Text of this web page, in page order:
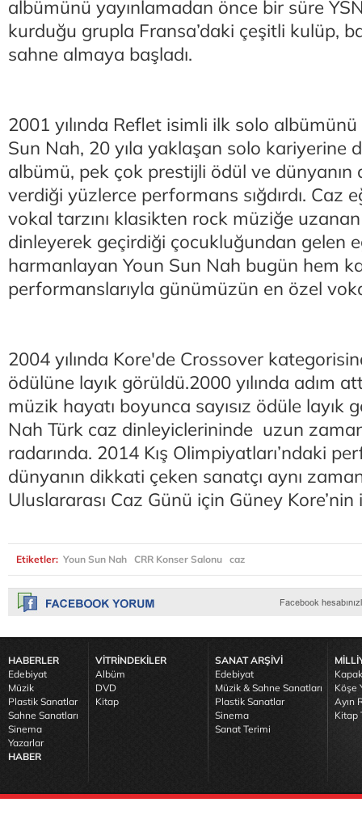
albümünü yayınlamadan önce bir süre
kurduğu grupla Fransa’daki çeşitli kulüp,
sahne almaya başladı.
2001 yılında Reflet isimli ilk solo
Sun Nah, 20 yıla yaklaşan solo kariyerine
albümü, pek çok prestijli ödül ve
verdiği yüzlerce performans sığdırdı. Caz
vokal tarzını klasikten rock müziğe
dinleyerek geçirdiği çocukluğundan gelen
harmanlayan Youn Sun Nah bugün hem
performanslarıyla günümüzün en özel
2004 yılında Kore'de Crossover
ödülüne layık görüldü.2000 yılında adım
müzik hayatı boyunca sayısız ödüle layık
Nah Türk caz dinleyiclerininde uzun
radarında. 2014 Kış Olimpiyatları’ndaki
dünyanın dikkati çeken sanatçı aynı
Uluslararası Caz Günü için Güney
Etiketler: Youn Sun Nah CRR Konser Salonu caz
HABERLER
Edebiyat
Müzik
Plastik Sanatlar
Sahne Sanatları
Sinema
Yazarlar
HABER
VİTRİNDEKİLER
Albüm
DVD
Kitap
SANAT ARŞİVİ
Edebiyat
Müzik & Sahne Sanatları
Plastik Sanatlar
Sinema
Sanat Terimi
Köşe
Ayın
Kitap